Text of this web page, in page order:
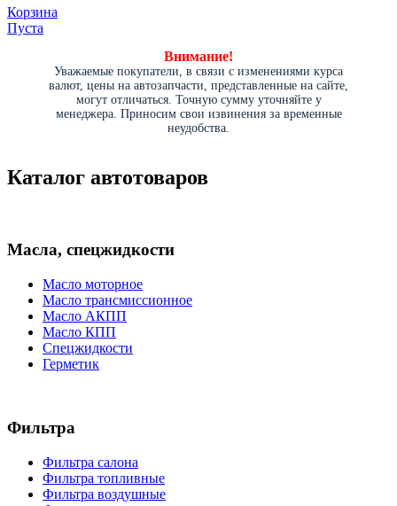
Корзина
Пуста
Внимание!
Уважаемые покупатели, в связи с изменениями курса
валют, цены на автозапчасти, представленные на сайте,
могут отличаться. Точную сумму уточняйте у
менеджера. Приносим свои извинения за временные
неудобства.
Каталог автотоваров
Масла, спецжидкости
Масло моторное
Масло трансмиссионное
Масло АКПП
Масло КПП
Спецжидкости
Герметик
Фильтра
Фильтра салона
Фильтра топливные
Фильтра воздушные